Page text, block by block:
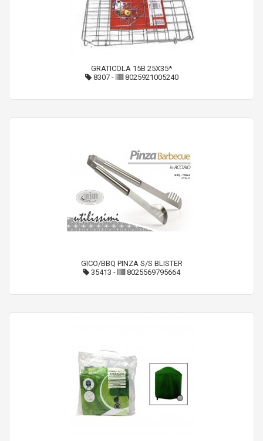
GRATICOLA 15B 25X35*
8307- 8025921005240
GICO/BBQ PINZA S/S BLISTER
35413 - 8025569795664